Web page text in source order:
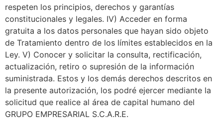
respeten los principios, derechos y garantías
constitucionales y legales. IV) Acceder en forma
gratuita a los datos personales que hayan sido objeto
de Tratamiento dentro de los límites establecidos en la
Ley. V) Conocer y solicitar la consulta, rectificación,
actualización, retiro o supresión de la información
suministrada. Estos y los demás derechos descritos en
la presente autorización, los podré ejercer mediante la
solicitud que realice al área de capital humano del
GRUPO EMPRESARIAL S.C.A.R.E.